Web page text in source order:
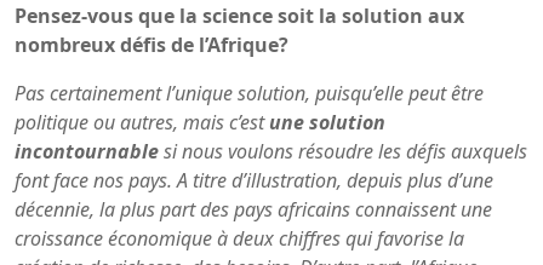
Pensez-vous que la science soit la solution aux
nombreux défis de l’Afrique?
Pas certainement l’unique solution, puisqu’elle peut être
politique ou autres, mais c’estune solution
incontournablesi nous voulons résoudre les défis auxquels
font face nos pays. A titre d’illustration, depuis plus d’une
décennie, la plus part des pays africains connaissent une
croissance économique à deux chiffres qui favorise la